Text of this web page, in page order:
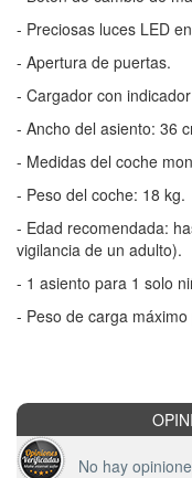
- Preciosas luces LED
- Apertura de puertas.
- Cargador con
- Ancho del asiento: 36
- Medidas del coche
- Peso del coche: 18 kg.
- Edad recomendada:
vigilancia de un adulto).
- 1 asiento para 1 solo
- Peso de carga
No hay